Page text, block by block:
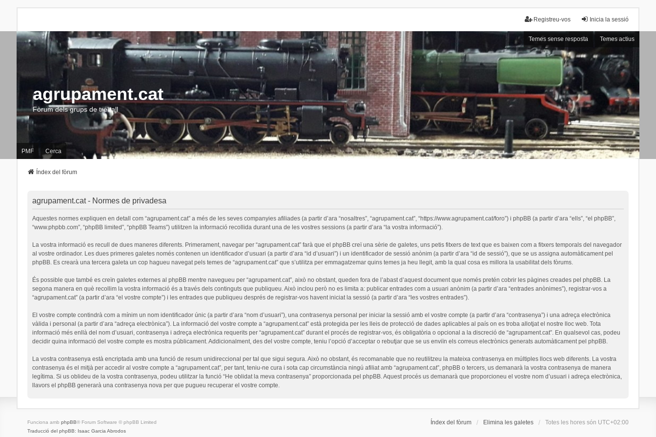
Inicia la sessió
Registreu-vos
Temes sense resposta Temes actius
agrupament.cat
Fòrum dels grups de treball
PMF Cerca
Índex del fòrum
agrupament.cat - Normes de privadesa
Aquestes normes expliquen en detall com “agrupament.cat” a més de les seves companyies afiliades (a partir d’ara “nosaltres”, “agrupament.cat”, “https://www.agrupament.cat/foro”) i phpBB (a partir d’ara “ells”, “el phpBB”,
“www.phpbb.com”, “phpBB limited”, “phpBB Teams”) utilitzen la informació recollida durant una de les vostres sessions (a partir d’ara “la vostra informació”).
La vostra informació es recull de dues maneres diferents. Primerament, navegar per “agrupament.cat” farà que el phpBB creï una sèrie de galetes, uns petis fitxers de text que es baixen com a fitxers temporals del navegador
al vostre ordinador. Les dues primeres galetes només contenen un identificador d’usuari (a partir d’ara “id d’usuari”) i un identificador de sessió anònim (a partir d’ara “id de sessió”), que se us assigna automàticament pel
phpBB. Es crearà una tercera galeta un cop hagueu navegat pels temes de “agrupament.cat” que s’utilitza per emmagatzemar quins temes ja heu llegit, amb la qual cosa es millora la usabilitat dels fòrums.
És possible que també es creïn galetes externes al phpBB mentre navegueu per “agrupament.cat”, això no obstant, queden fora de l’abast d’aquest document que només pretén cobrir les pàgines creades pel phpBB. La
segona manera en què recollim la vostra informació és a través dels continguts que publiqueu. Això inclou però no es limita a: publicar entrades com a usuari anònim (a partir d’ara “entrades anònimes”), registrar-vos a
“agrupament.cat” (a partir d’ara “el vostre compte”) i les entrades que publiqueu després de registrar-vos havent iniciat la sessió (a partir d’ara “les vostres entrades”).
El vostre compte contindrà com a mínim un nom identificador únic (a partir d’ara “nom d’usuari”), una contrasenya personal per iniciar la sessió amb el vostre compte (a partir d’ara “contrasenya”) i una adreça electrònica
vàlida i personal (a partir d’ara “adreça electrònica”). La informació del vostre compte a “agrupament.cat” està protegida per les lleis de protecció de dades aplicables al país on es troba allotjat el nostre lloc web. Tota
informació més enllà del nom d’usuari, contrasenya i adreça electrònica requerits per “agrupament.cat” durant el procés de registrar-vos, és obligatòria o opcional a la discreció de “agrupament.cat”. En qualsevol cas, podeu
decidir quina informació del vostre compte es mostra públicament. Addicionalment, des del vostre compte, teniu l’opció d’acceptar o rebutjar que se us enviïn els correus electrònics generats automàticament pel phpBB.
La vostra contrasenya està encriptada amb una funció de resum unidireccional per tal que sigui segura. Això no obstant, és recomanable que no reutilitzeu la mateixa contrasenya en múltiples llocs web diferents. La vostra
contrasenya és el mitjà per accedir al vostre compte a “agrupament.cat”, per tant, teniu-ne cura i sota cap circumstància ningú afiliat amb “agrupament.cat”, phpBB o tercers, us demanarà la vostra contrasenya de manera
legítima. Si us oblideu de la vostra contrasenya, podeu utilitzar la funció “He oblidat la meva contrasenya” proporcionada pel phpBB. Aquest procés us demanarà que proporcioneu el vostre nom d’usuari i adreça electrònica,
llavors el phpBB generarà una contrasenya nova per que pugueu recuperar el vostre compte.
Índex del fòrum Elimina les galetes Totes les hores són UTC+02:00
Funciona amb phpBB® Forum Software © phpBB Limited
Traducció del phpBB: Isaac Garcia Abrodos